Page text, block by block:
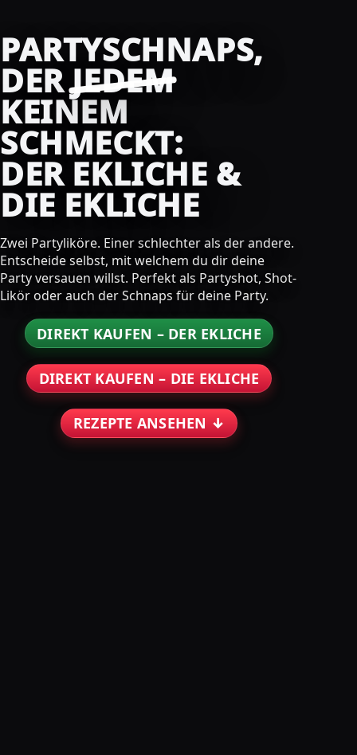
PARTYSCHNAPS,
DERJEDEM
KEINEM
SCHMECKT:
DER EKLICHE &
DIE EKLICHE
Zwei Partyliköre. Einer schlechter als der andere.
Entscheide selbst, mit welchem du dir deine
Party versauen willst. Perfekt als Partyshot, Shot-
Likör oder auch der Schnaps für deine Party.
DIREKT KAUFEN – DER EKLICHE
DIREKT KAUFEN – DIE EKLICHE
REZEPTE ANSEHEN ↓